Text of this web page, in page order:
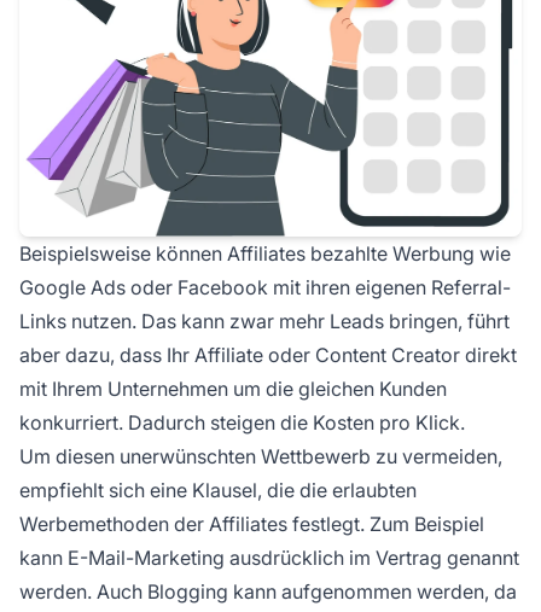
Beispielsweise können Affiliates bezahlte Werbung wie
Google Ads oder Facebook mit ihren eigenen Referral-
Links nutzen. Das kann zwar mehr Leads bringen, führt
aber dazu, dass Ihr Affiliate oder Content Creator direkt
mit Ihrem Unternehmen um die gleichen Kunden
konkurriert. Dadurch steigen die Kosten pro Klick.
Um diesen unerwünschten Wettbewerb zu vermeiden,
empfiehlt sich eine Klausel, die die erlaubten
Werbemethoden der Affiliates festlegt. Zum Beispiel
kann E-Mail-Marketing ausdrücklich im Vertrag genannt
werden. Auch Blogging kann aufgenommen werden, da